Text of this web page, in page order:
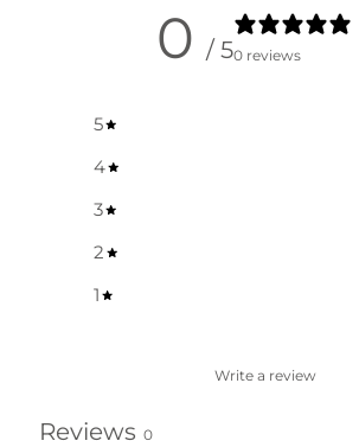
0 / 50 reviews
5
4
3
2
1
Write a review
Reviews 0